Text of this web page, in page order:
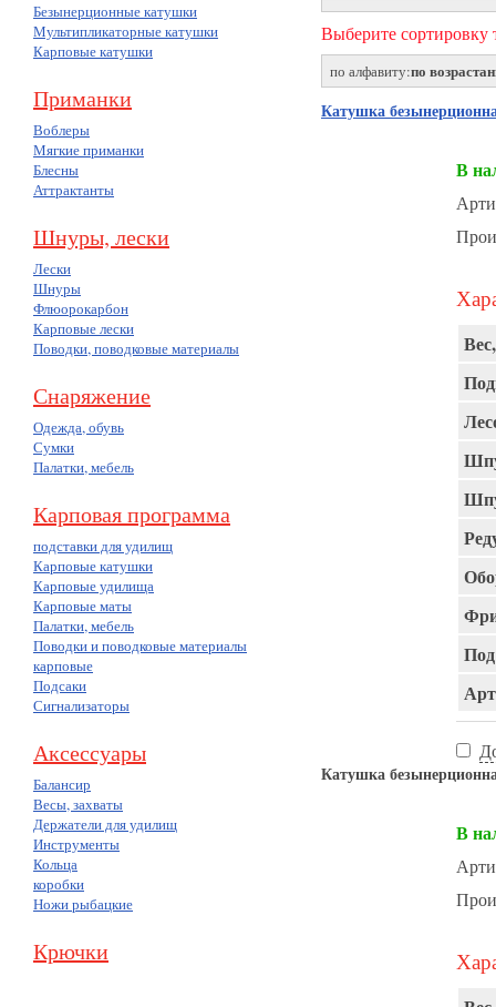
Безынерционные катушки
Мультипликаторные катушки
Карповые катушки
Приманки
Воблеры
Мягкие приманки
Блесны
Аттрактанты
Шнуры, лески
Лески
Шнуры
Флюорокарбон
Карповые лески
Поводки, поводковые материалы
Снаряжение
Одежда, обувь
Сумки
Палатки, мебель
Карповая программа
подставки для удилищ
Карповые катушки
Карповые удилища
Карповые маты
Палатки, мебель
Поводки и поводковые материалы
карповые
Подсаки
Сигнализаторы
Аксессуары
Балансир
Весы, захваты
Держатели для удилищ
Инструменты
Кольца
коробки
Ножи рыбацкие
Крючки
Выберите сортировку
по алфавиту:по
Катушка
В
Катушка
В